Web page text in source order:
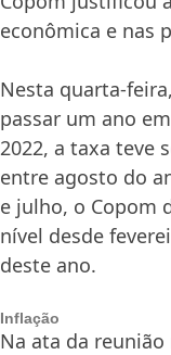
econômica e nas
Nesta quarta-
passar um ano
2022, a taxa teve
entre agosto do
e julho, o Copom
nível desde
deste ano.
Inflação
Na ata da